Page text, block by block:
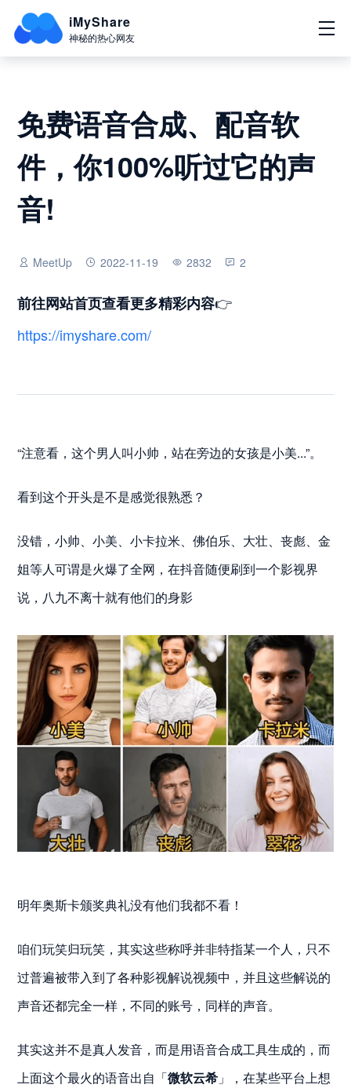
iMyShare
神秘的热心网友
免费语音合成、配音软
件，你100%听过它的声
音!
MeetUp 2022-11-19 2832 2
前往网站首页查看更多精彩内容👉
https://imyshare.com/
“注意看，这个男人叫小帅，站在旁边的女孩是小美...”。
看到这个开头是不是感觉很熟悉？
没错，小帅、小美、小卡拉米、佛伯乐、大壮、丧彪、金
姐等人可谓是火爆了全网，在抖音随便刷到一个影视界
说，八九不离十就有他们的身影
明年奥斯卡颁奖典礼没有他们我都不看！
咱们玩笑归玩笑，其实这些称呼并非特指某一个人，只不
过普遍被带入到了各种影视解说视频中，并且这些解说的
声音还都完全一样，不同的账号，同样的声音。
其实这并不是真人发音，而是用语音合成工具生成的，而
上面这个最火的语音出自「微软云希 」，在某些平台上想